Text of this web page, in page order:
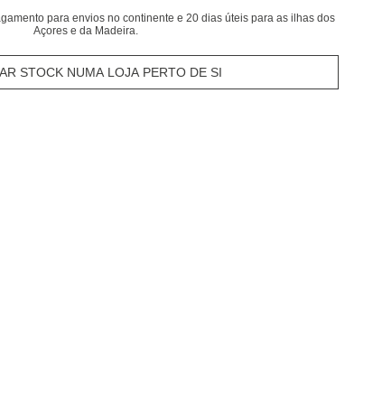
para envios no continente e 20 dias úteis para as ilhas dos
Açores e da Madeira.
STOCK NUMA LOJA PERTO DE SI